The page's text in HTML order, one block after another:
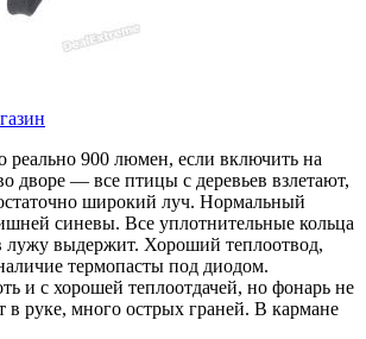
900 люмен, если включить на
дворе — все птицы с деревьев взлетают,
широкий луч. Нормальный
синевы. Все уплотнительные кольца
лужу выдержит. Хороший теплоотвод,
термопасты под диодом.
и с хорошей теплоотдачей, но фонарь не
в руке, много острых граней. В кармане